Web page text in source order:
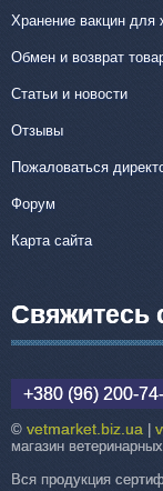
Хранение вакцин для
Обмен и возврат
Статьи и новости
Отзывы
Пожаловаться
Форум
Карта сайта
Свяжитесь
+380 (96) 200-
© vetmarket.biz.ua
магазин
Вся продукция